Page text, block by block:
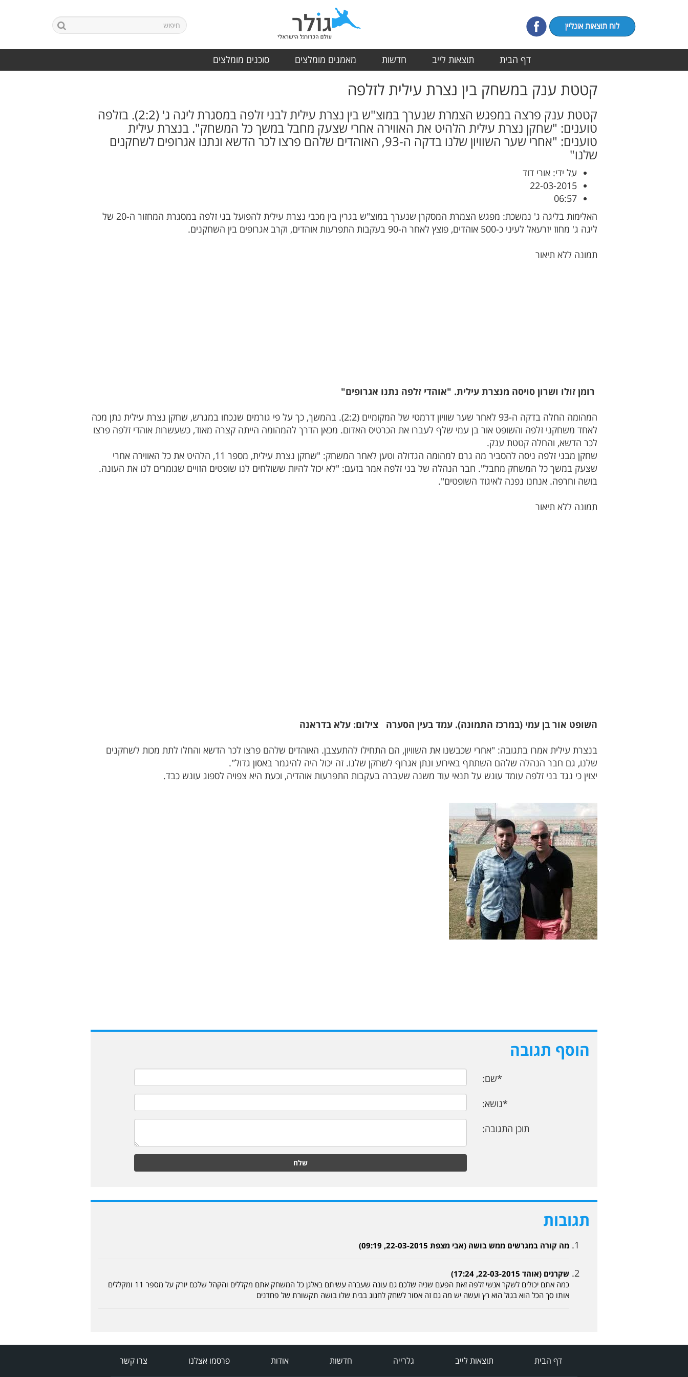
דף הבית תוצאות לייב חדשות מאמנים מומלצים סוכנים מומלצים
קטטת ענק במשחק בין נצרת עילית לזלפה
קטטת ענק פרצה במפגש הצמרת שנערך במוצ"ש בין נצרת עילית לבני זלפה במסגרת ליגה ג' (2:2). בזלפה
טוענים: "שחקן נצרת עילית הלהיט את האווירה אחרי שצעק מחבל במשך כל המשחק". בנצרת עילית
טוענים: "אחרי שער השוויון שלנו בדקה ה-93, האוהדים שלהם פרצו לכר הדשא ונתנו אגרופים לשחקנים
שלנו"
על ידי: אורי דוד
22-03-2015
06:57
האלימות בליגה ג' נמשכת: מפגש הצמרת המסקרן שנערך במוצ"ש בגרין בין מכבי נצרת עילית להפועל בני זלפה במסגרת המחזור ה-20 של
ליגה ג' מחוז יזרעאל לעיני כ-500 אוהדים, פוצץ לאחר ה-90 בעקבות התפרעות אוהדים, וקרב אגרופים בין השחקנים.
רומן זולו ושרון סויסה מנצרת עילית. "אוהדי זלפה נתנו אגרופים"
המהומה החלה בדקה ה-93 לאחר שער שוויון דרמטי של המקומיים (2:2). בהמשך, כך על פי גורמים שנכחו במגרש, שחקן נצרת עילית נתן מכה
לאחד משחקני זלפה והשופט אור בן עמי שלף לעברו את הכרטיס האדום. מכאן הדרך להמהומה הייתה קצרה מאוד, כשעשרות אוהדי זלפה פרצו
לכר הדשא, והחלה קטטת ענק.
שחקן מבני זלפה ניסה להסביר מה גרם למהומה הגדולה וטען לאחר המשחק: "שחקן נצרת עילית, מספר 11, הלהיט את כל האווירה אחרי
שצעק במשך כל המשחק מחבל". חבר הנהלה של בני זלפה אמר בזעם: "לא יכול להיות ששולחים לנו שופטים הזויים שגומרים לנו את העונה.
בושה וחרפה. אנחנו נפנה לאיגוד השופטים".
השופט אור בן עמי (במרכז התמונה). עמד בעין הסערה צילום: עלא בדראנה
בנצרת עילית אמרו בתגובה: "אחרי שכבשנו את השוויון, הם התחילו להתעצבן. האוהדים שלהם פרצו לכר הדשא והחלו לתת מכות לשחקנים
שלנו, גם חבר הנהלה שלהם השתתף באירוע ונתן אגרוף לשחקן שלנו. זה יכול היה להיגמר באסון גדול".
יצוין כי נגד בני זלפה עומד עונש על תנאי עוד משנה שעברה בעקבות התפרעות אוהדיה, וכעת היא צפויה לספוג עונש כבד.
הוסף תגובה
*שם:
*נושא:
תוכן התגובה:
שלח
תגובות
מה קורה במגרשים ממש בושה (אבי מצפת 22-03-2015, 09:19)
שקרנים (אוהד 22-03-2015, 17:24)
כמה אתם יכולים לשקר אנשי זלפה זאת הפעם שניה שלכם גם עונה שעברה עשיתם באלגן כל המשחק אתם מקללים והקהל שלכם יורק על מספר 11 ומקללים
אותו סך הכל הוא בגול הוא רץ ועשה יש מה גם זה אסור לשחק לחגוג בבית שלו בושה תקשורת של פחדנים
דף הבית תוצאות לייב גלרייה חדשות אודות פרסמו אצלנו צרו קשר